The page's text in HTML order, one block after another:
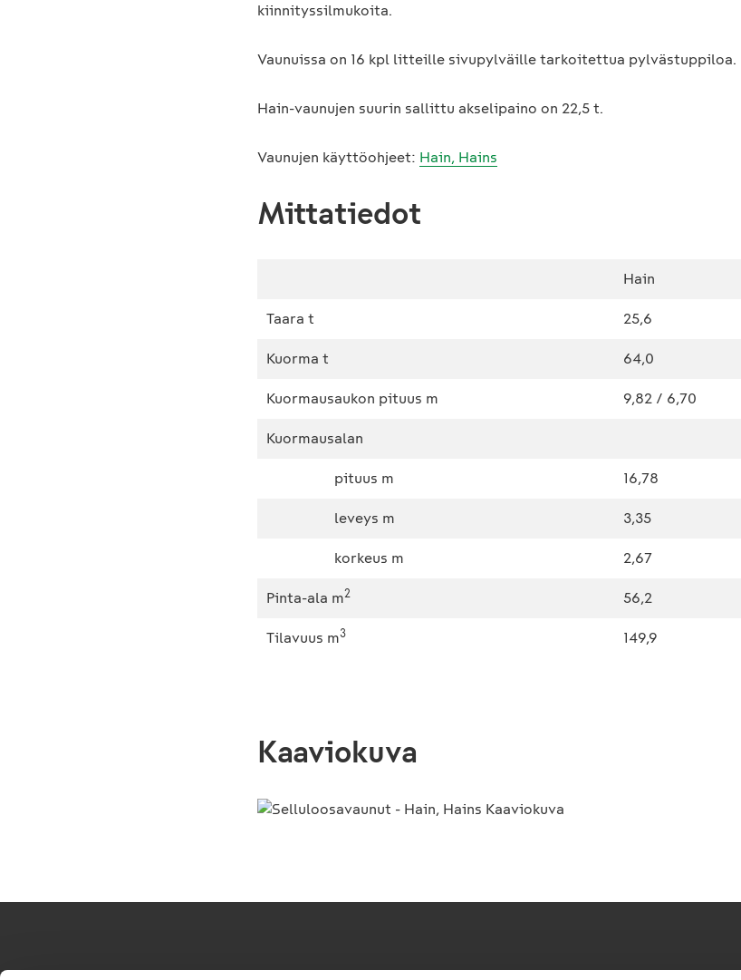
kiinnityssilmukoita.
Vaunuissa on 16 kpl litteille sivupylväille tarkoitettua pylvästuppiloa.
Hain-vaunujen suurin sallittu akselipaino on 22,5 t.
Vaunujen käyttöohjeet: Hain, Hains
Mittatiedot
Hain
Taara t 25,6
Kuorma t 64,0
Kuormausaukon pituus m 9,82 / 6,70
Kuormausalan
pituus m 16,78
leveys m 3,35
korkeus m 2,67
Pinta-ala m2 56,2
Tilavuus m3 149,9
Kaaviokuva